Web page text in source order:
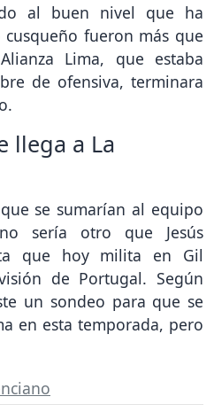
al buen nivel que ha
fueron más que
Lima, que estaba
de ofensiva, terminara
llega a La
se sumarían al equipo
sería otro que Jesús
que hoy milita en Gil
de Portugal. Según
un sondeo para que se
en esta temporada, pero